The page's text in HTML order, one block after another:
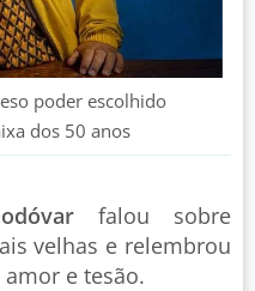
poder escolhido
dos 50 anos
falou sobre
velhas e relembrou
e tesão.